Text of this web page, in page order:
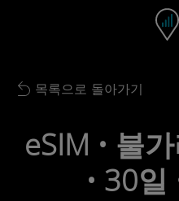
내비게이션 바
Back to list
목록으로 돌아가기
eSIM • 불
• 30